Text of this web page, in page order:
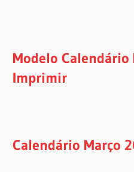
Modelo Calendário
Imprimir
Calendário Março